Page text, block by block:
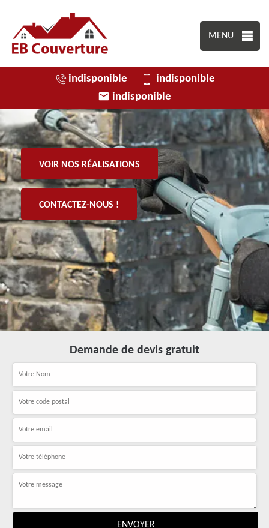
MENU
indisponible
indisponible
indisponible
VOIR NOS RÉALISATIONS
CONTACTEZ-NOUS !
Demande de devis gratuit